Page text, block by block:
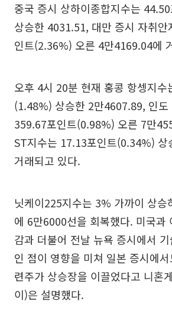
중국 증시 상하이종합지수는
상승한 4031.51, 대만 증시 자취
인트(2.36%) 오른 4만4169.04에
오후 4시 20분 현재 홍콩 항셍지
(1.48%) 상승한 2만4607.89, 인도
359.67포인트(0.98%) 오른 7만
ST지수는 17.13포인트(0.34%) 상
거래되고 있다.
닛케이225지수는 3% 가까이 상승
에 6만6000선을 회복했다. 미국과
감과 더불어 전날 뉴욕 증시에서
인 점이 영향을 미쳐 일본 증시에
련주가 상승장을 이끌었다고 니혼
이)은 설명했다.